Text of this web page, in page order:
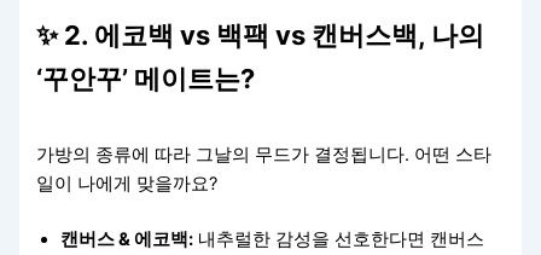
✨ 2. 에코백 vs 백팩 vs 캔버스백, 나의
‘꾸안꾸’ 메이트는?
가방의 종류에 따라 그날의 무드가 결정됩니다. 어떤 스타
일이 나에게 맞을까요?
캔버스 & 에코백: 내추럴한 감성을 선호한다면 캔버스